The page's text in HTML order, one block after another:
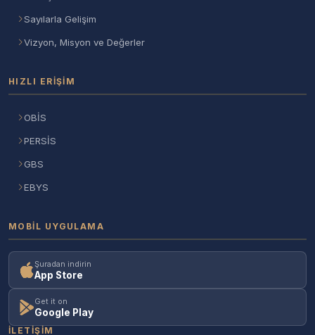
Sayılarla Gelişim
Vizyon, Misyon ve Değerler
HIZLI ERIŞIM
OBİS
PERSİS
GBS
EBYS
MOBIL UYGULAMA
Şuradan indirin
App Store
Get it on
Google Play
İLETIŞIM